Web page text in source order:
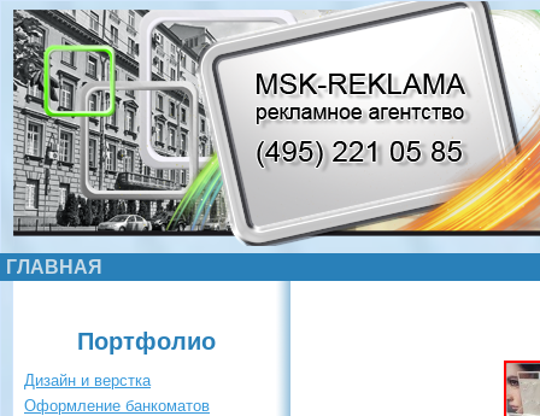
ГЛАВНАЯ
Портфолио
Дизайн и верстка
Оформление банкоматов